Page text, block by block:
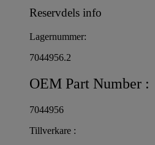
Reservdels info
Lagernummer:
7044956.2
OEM Part Number :
7044956
Tillverkare :